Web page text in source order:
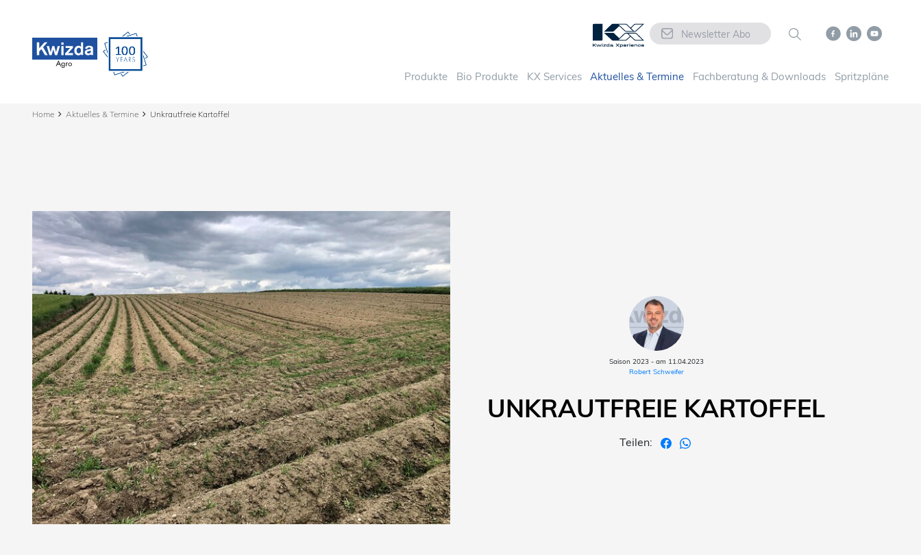
Newsletter Abo
Produkte Bio Produkte KX Services Aktuelles & Termine Fachberatung & Downloads Spritzpläne
Home Aktuelles & Termine Unkrautfreie Kartoffel
Saison 2023 - am 11.04.2023
Robert Schweifer
UNKRAUTFREIE KARTOFFEL
Teilen: